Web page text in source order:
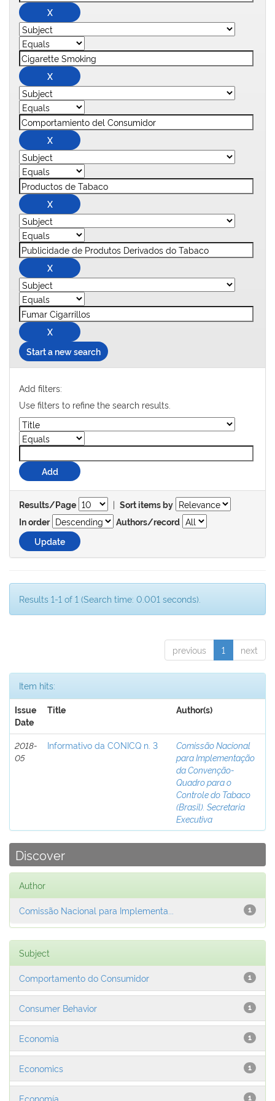
Start a new search
Add filters:
Use filters to refine the search results.
Results/Page | Sort items by
In order
Authors/record
Results 1-1 of 1 (Search time: 0.001 seconds).
previous 1 next
Item hits:
Issue
Date
Title Author(s)
2018-
05
Informativo da CONICQ n. 3
Comissão Nacional
para Implementação
da Convenção-
Quadro para o
Controle do Tabaco
(Brasil). Secretaria
Executiva
Discover
Author
1
Comissão Nacional para Implementa...
Subject
1
Comportamento do Consumidor
1
Consumer Behavior
1
Economia
1
Economics
1
Economía